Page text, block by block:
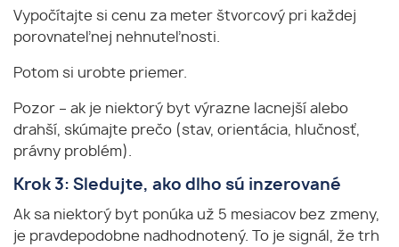
Vypočítajte si cenu za meter štvorcový pri každej
porovnateľnej nehnuteľnosti.
Potom si urobte priemer.
Pozor – ak je niektorý byt výrazne lacnejší alebo
drahší, skúmajte prečo (stav, orientácia, hlučnosť,
právny problém).
Krok 3: Sledujte, ako dlho sú inzerované
Ak sa niektorý byt ponúka už 5 mesiacov bez zmeny,
je pravdepodobne nadhodnotený. To je signál, že trh